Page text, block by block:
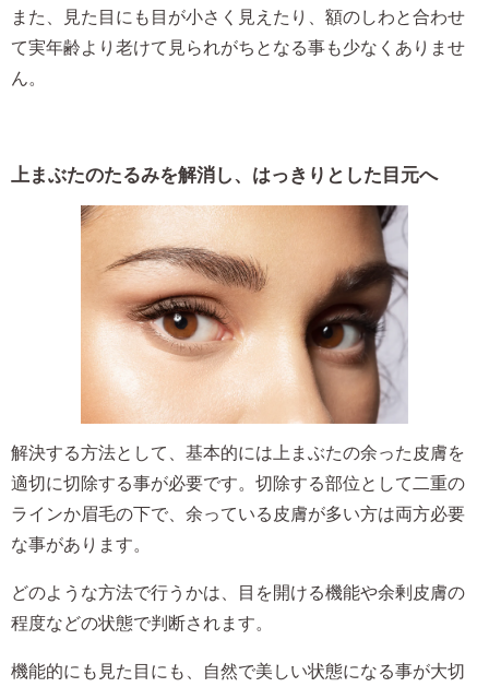
また、見た目にも目が小さく見えたり、額のしわと合わせ
て実年齢より老けて見られがちとなる事も少なくありませ
ん。
上まぶたのたるみを解消し、はっきりとした目元へ
解決する方法として、基本的には上まぶたの余った皮膚を
適切に切除する事が必要です。切除する部位として二重の
ラインか眉毛の下で、余っている皮膚が多い方は両方必要
な事があります。
どのような方法で行うかは、目を開ける機能や余剰皮膚の
程度などの状態で判断されます。
機能的にも見た目にも、自然で美しい状態になる事が大切